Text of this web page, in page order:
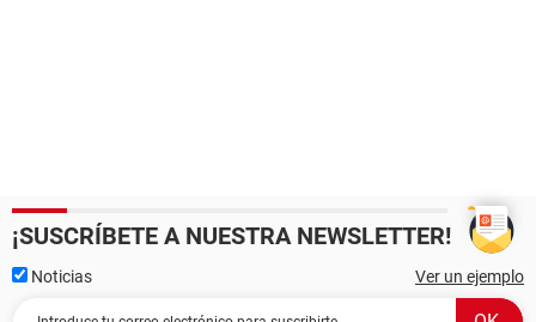
¡SUSCRÍBETE A NUESTRA NEWSLETTER!
Noticias Ver un ejemplo